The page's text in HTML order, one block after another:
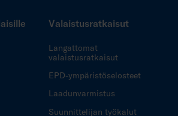
Valaistusratkaisut
Langattomat
valaistusratkaisut
EPD-ympäristöselosteet
Laadunvarmistus
Suunnittelijan työkalut